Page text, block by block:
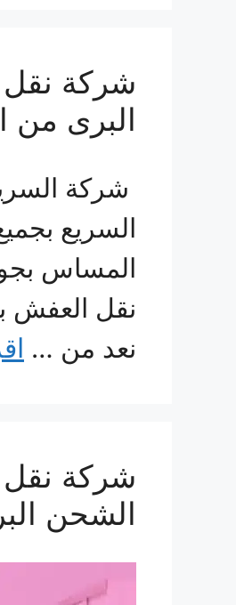
البرى من
شركة
السريع
المساس
نقل العفش
نعد من …
الشحن